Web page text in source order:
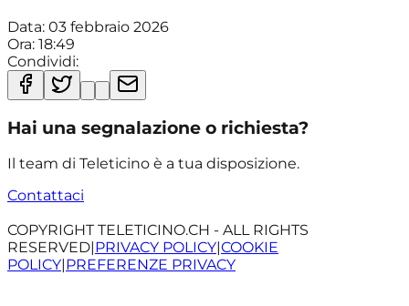
Data: 03 febbraio 2026
Ora: 18:49
Condividi:
Hai una segnalazione o richiesta?
Il team di Teleticino è a tua disposizione.
Contattaci
COPYRIGHT TELETICINO.CH - ALL RIGHTS
RESERVED|PRIVACY POLICY|COOKIE
POLICY|PREFERENZE PRIVACY